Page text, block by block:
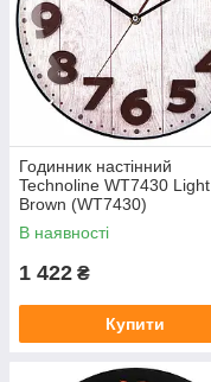
Годинник настінний
Technoline WT7430 Light
Brown (WT7430)
В наявності
1 422 ₴
Купити